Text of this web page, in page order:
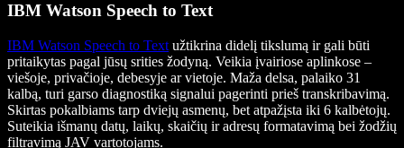
IBM Watson Speech to Text
IBM Watson Speech to Text užtikrina didelį tikslumą ir gali būti
pritaikytas pagal jūsų srities žodyną. Veikia įvairiose aplinkose –
viešoje, privačioje, debesyje ar vietoje. Maža delsa, palaiko 31
kalbą, turi garso diagnostiką signalui pagerinti prieš transkribavimą.
Skirtas pokalbiams tarp dviejų asmenų, bet atpažįsta iki 6 kalbėtojų.
Suteikia išmanų datų, laikų, skaičių ir adresų formatavimą bei žodžių
filtravimą JAV vartotojams.